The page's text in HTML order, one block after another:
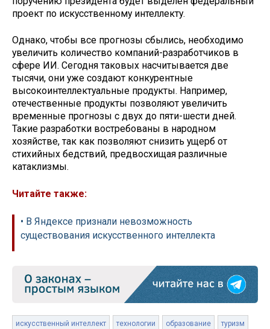
проект по искусственному интеллекту.
Однако, чтобы все прогнозы сбылись, необходимо
увеличить количество компаний-разработчиков в
сфере ИИ. Сегодня таковых насчитывается две
тысячи, они уже создают конкурентные
высокоинтеллектуальные продукты. Например,
отечественные продукты позволяют увеличить
временные прогнозы с двух до пяти-шести дней.
Такие разработки востребованы в народном
хозяйстве, так как позволяют снизить ущерб от
стихийных бедствий, предвосхищая различные
катаклизмы.
Читайте также:
• В Яндексе признали невозможность
существования искусственного интеллекта
искусственный интеллект технологии образование туризм